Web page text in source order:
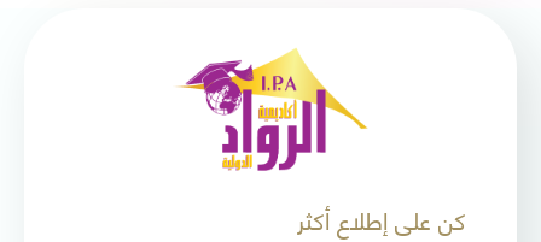
كن على إطلاع أكثر